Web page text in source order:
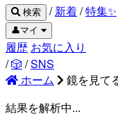
検索 / 新着/特集✨
👤マイ
履歴 お気に入り
/🎲 /SNS
ホーム
鏡を見て
結果を解析中...